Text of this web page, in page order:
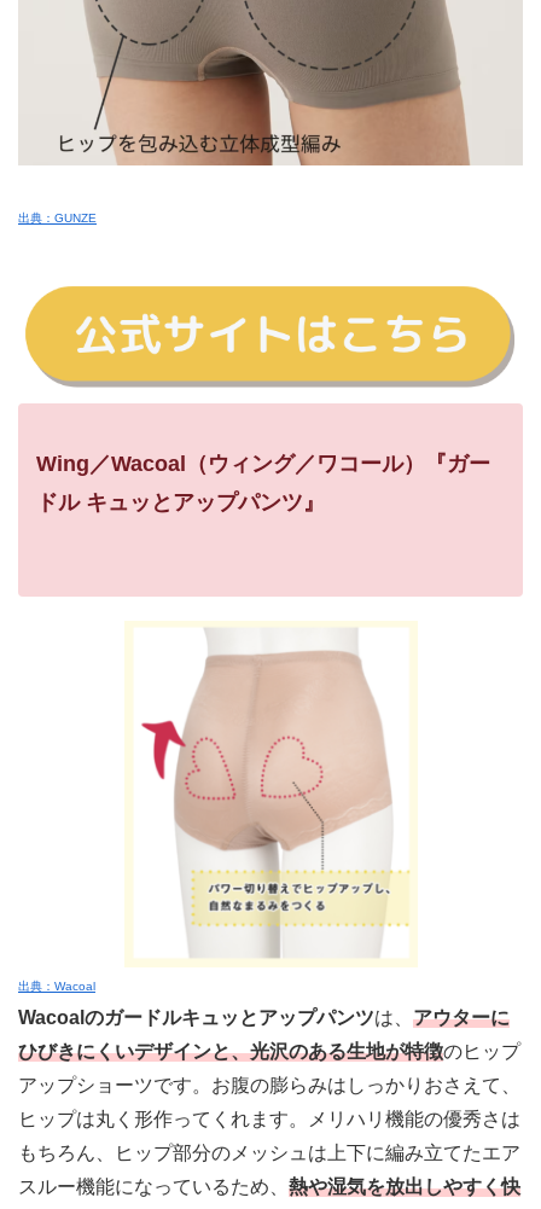
出典：GUNZE
Wing／Wacoal（ウィング／ワコール）『ガー
ドル キュッとアップパンツ』
出典：Wacoal
Wacoalのガードルキュッとアップパンツは、 アウターに
ひびきにくいデザインと、光沢のある生地が特徴のヒップ
アップショーツです。 お腹の膨らみはしっかりおさえて、
ヒップは丸く形作ってくれます。
メリハリ機能の優秀さは
もちろん、ヒップ部分のメッシュは上下に編み立てたエア
スルー機能になっているため、 熱や湿気を放出しやすく快